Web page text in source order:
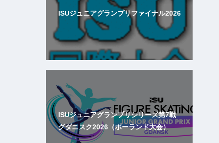
ISUジュニアグランプリファイナル2026
ISUジュニアグランプリシリーズ第7戦
グダニスク2026（ポーランド大会）